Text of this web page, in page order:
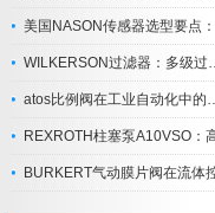
WILKERSON过滤
atos比例阀在工